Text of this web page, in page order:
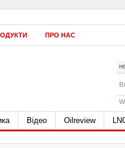
ПРО НАС
Відео Oilreview